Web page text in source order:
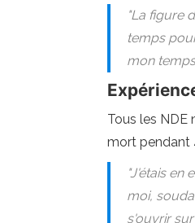
"La figure
temps
mon
Tous les NDE
mort pendant
"J'étais en
moi,
s'ouvrir